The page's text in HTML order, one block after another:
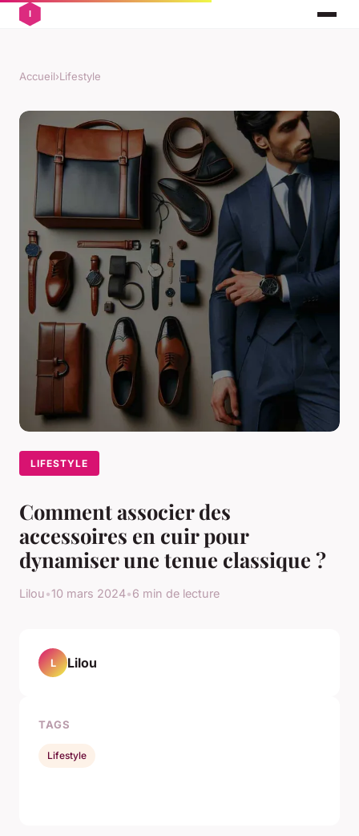
Accueil›Lifestyle
LIFESTYLE
Comment associer des
accessoires en cuir pour
dynamiser une tenue classique ?
Lilou•10 mars 2024•6 min de lecture
L Lilou
TAGS
Lifestyle